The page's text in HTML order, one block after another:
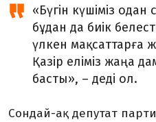
«Бүгін күшіміз
бұдан да биік
үлкен мақсаттарға
Қазір еліміз жаңа
басты», – деді ол.
Сондай-ақ депутат